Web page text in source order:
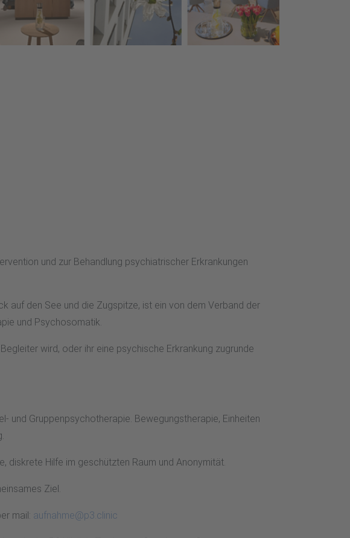
und zur Behandlung psychiatrischer Erkrankungen
auf den See und die Zugspitze, ist ein von dem Verband der
und Psychosomatik.
wird, oder ihr eine psychische Erkrankung zugrunde
und Gruppenpsychotherapie. Bewegungstherapie, Einheiten
diskrete Hilfe im geschützten Raum und Anonymität.
Ziel.
mail: aufnahme@p3.clinic